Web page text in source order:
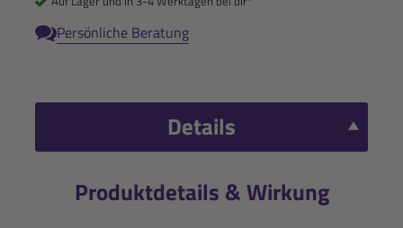
Persönliche Beratung
Details
Produktdetails & Wirkung